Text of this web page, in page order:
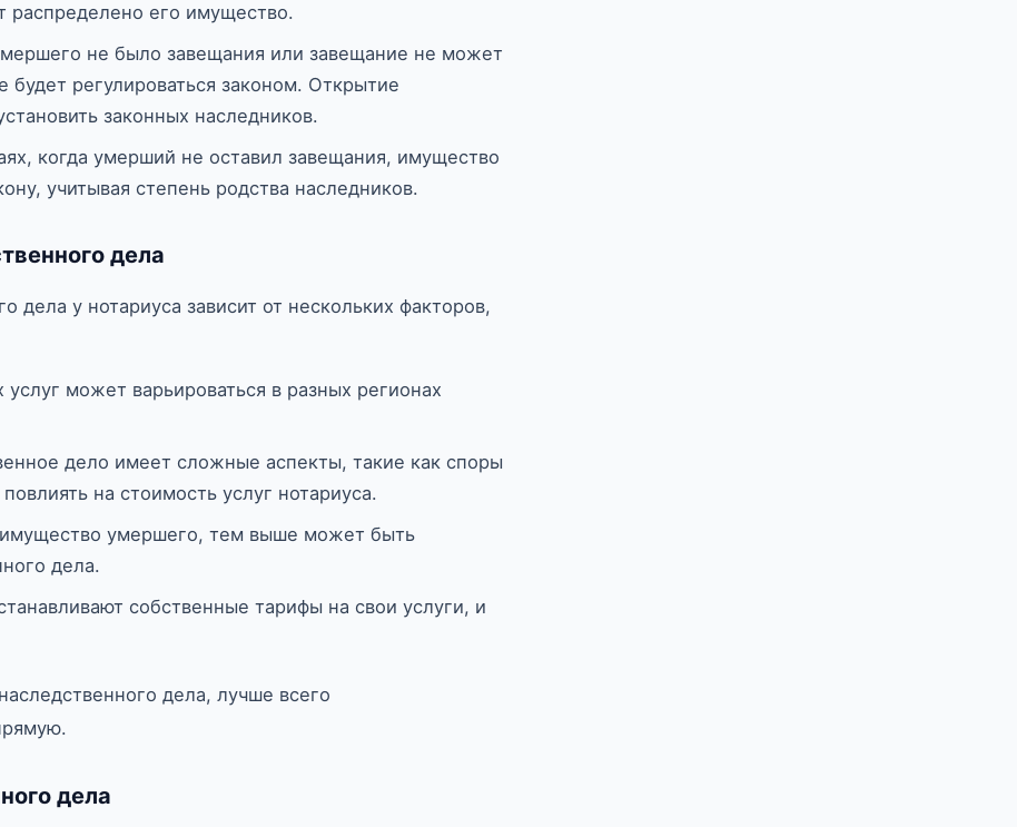
распределено его имущество.
не было завещания или завещание не может
регулироваться законом. Открытие
законных наследников.
когда умерший не оставил завещания, имущество
учитывая степень родства наследников.
дела
дела у нотариуса зависит от нескольких факторов,
может варьироваться в разных регионах
дело имеет сложные аспекты, такие как споры
на стоимость услуг нотариуса.
умершего, тем выше может быть
дела.
собственные тарифы на свои услуги, и
дела, лучше всего
дела